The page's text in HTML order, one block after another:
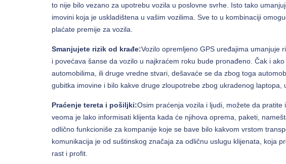
to nije bilo vezano za upotrebu vozila u poslovne svrhe. Isto tako
imovini koja je uskladištena u vašim vozilima. Sve to u kombinaciji
plaćate premije za vozila.
Smanjujete rizik od krađe:Vozilo opremljeno GPS uređajima umanjuje
i povećava šanse da vozilo u najkraćem roku bude pronađeno. Čak i
automobilima, ili druge vredne stvari, dešavaće se da zbog toga
gubitka imovine i bilo kakve druge zloupotrebe zbog ukradenog laptopa,
Praćenje tereta i pošiljki:Osim praćenja vozila i ljudi, možete da pratite
veoma je lako informisati klijenta kada će njihova oprema, paketi,
odlično funkcioniše za kompanije koje se bave bilo kakvom vrstom
komunikacija je od suštinskog značaja za odličnu uslugu klijenata, koja
rast i profit.